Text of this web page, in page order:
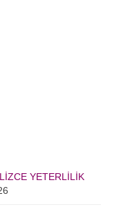
YETERLİLİK